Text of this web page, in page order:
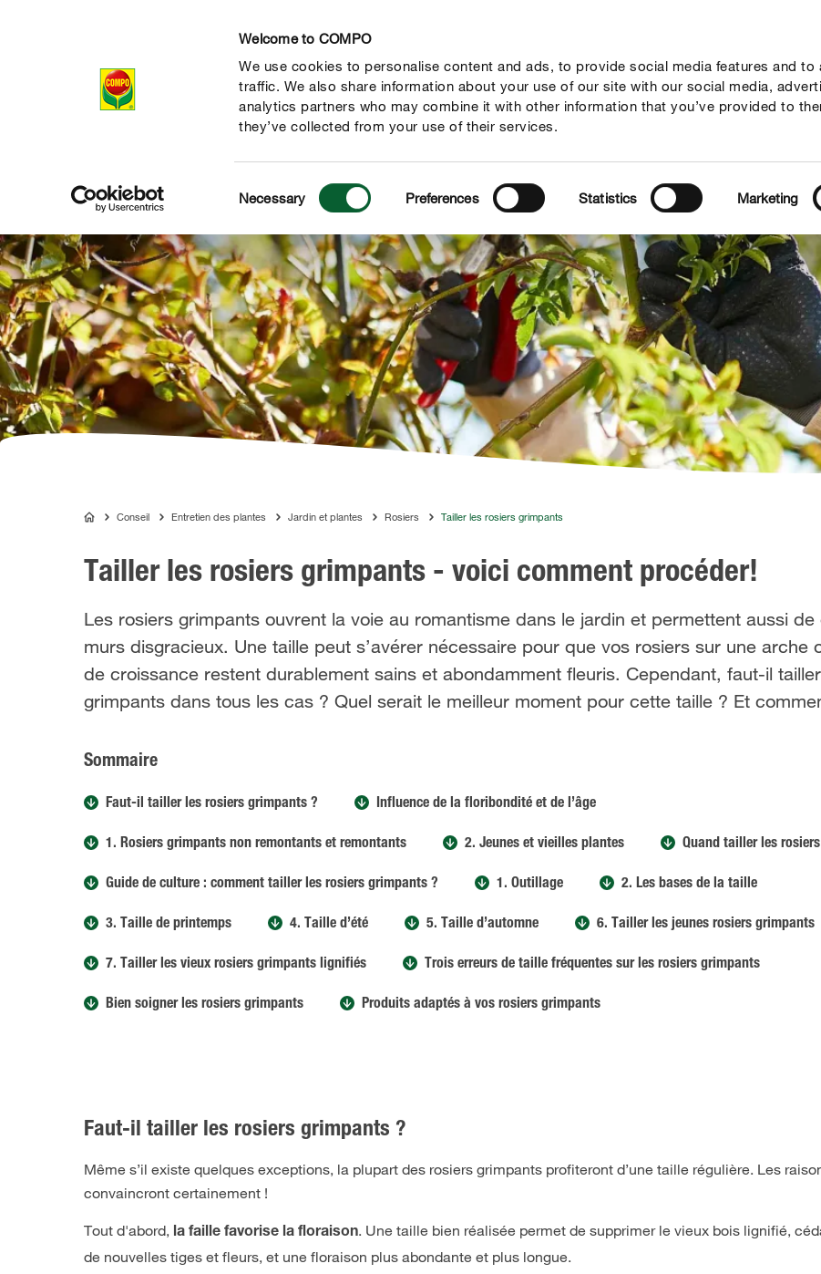
Welcome to COMPO
We use cookies to personalise content and ads, to provide social media features and to
traffic. We also share information about your use of our site with our social media,
analytics partners who may combine it with other information that you’ve provided to
they’ve collected from your use of their services.
Selection
Necessary Preferences Statistics Marketing
Produits Conseil Thèmes Service Qui sommes-nous?
COMPOConseil Entretien des plantes Jardin et plantes Rosiers Tailler les rosiers grimpants
Tailler les rosiers grimpants - voici comment procéder!
Les rosiers grimpants ouvrent la voie au romantisme dans le jardin et permettent aussi
murs disgracieux. Une taille peut s’avérer nécessaire pour que vos rosiers sur une arche
de croissance restent durablement sains et abondamment fleuris. Cependant, faut-il
grimpants dans tous les cas ? Quel serait le meilleur moment pour cette taille ? Et
Sommaire
Faut-il tailler les rosiers grimpants ? Influence de la floribondité et de l’âge
1. Rosiers grimpants non remontants et remontants 2. Jeunes et vieilles plantes Quand tailler les
Guide de culture : comment tailler les rosiers grimpants ? 1. Outillage 2. Les bases de la taille
3. Taille de printemps 4. Taille d’été 5. Taille d’automne 6. Tailler les jeunes rosiers grimpants
7. Tailler les vieux rosiers grimpants lignifiés Trois erreurs de taille fréquentes sur les rosiers grimpants
Bien soigner les rosiers grimpants Produits adaptés à vos rosiers grimpants
Faut-il tailler les rosiers grimpants ?
Même s’il existe quelques exceptions, la plupart des rosiers grimpants profiteront d’une taille régulière. Les
convaincront certainement !
Tout d'abord, la faille favorise la floraison. Une taille bien réalisée permet de supprimer le vieux bois lignifié,
de nouvelles tiges et fleurs, et une floraison plus abondante et plus longue.